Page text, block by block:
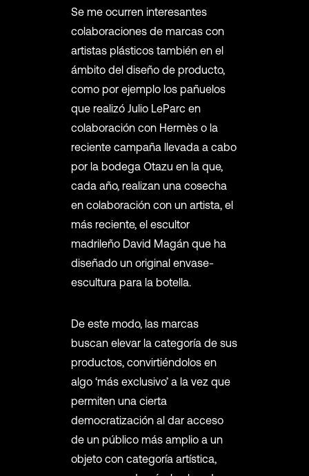
Se me ocurren interesantes
colaboraciones de marcas con
artistas plásticos también en el
ámbito del diseño de producto,
como por ejemplo los pañuelos
que realizó Julio LeParc en
colaboración con Hermès o la
reciente campaña llevada a cabo
por la bodega Otazu en la que,
cada año, realizan una cosecha
en colaboración con un artista, el
más reciente, el escultor
madrileño David Magán que ha
diseñado un original envase-
escultura para la botella.
De este modo, las marcas
buscan elevar la categoría de sus
productos, convirtiéndolos en
algo ‘más exclusivo’ a la vez que
permiten una cierta
democratización al dar acceso
de un público más amplio a un
objeto con categoría artística,